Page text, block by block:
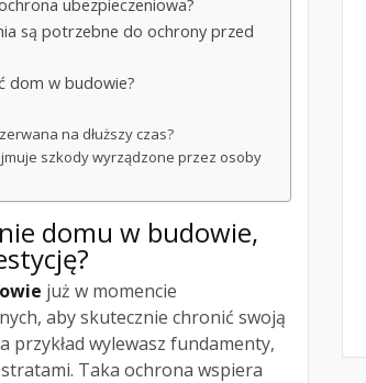
ubezpieczeniowa?
są potrzebne do ochrony przed
dom w budowie?
na dłuższy czas?
szkody wyrządzone przez osoby
domu w budowie,
już w momencie
aby skutecznie chronić swoją
przykład wylewasz fundamenty,
Taka ochrona wspiera